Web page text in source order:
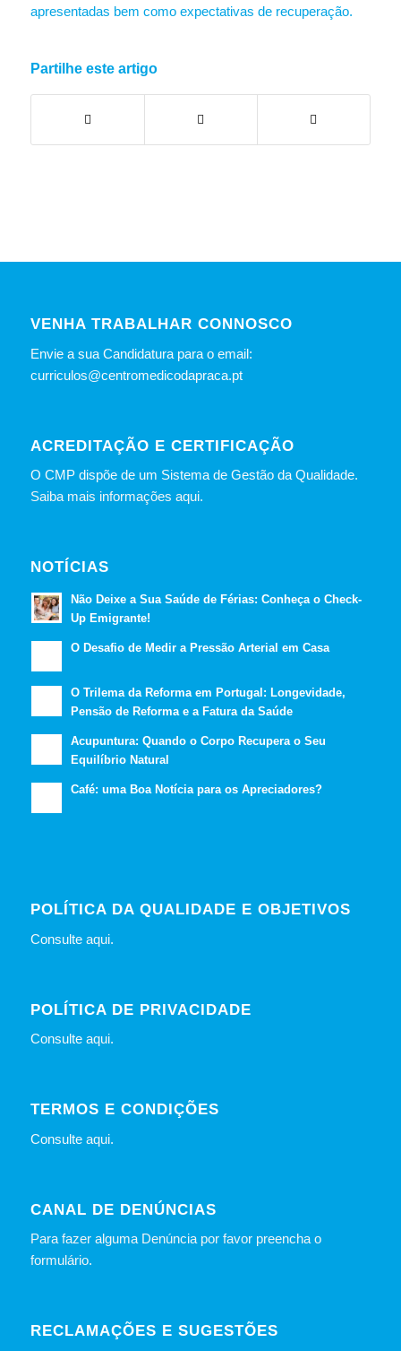
apresentadas bem como expectativas de recuperação.
Partilhe este artigo
VENHA TRABALHAR CONNOSCO
Envie a sua Candidatura para o email:
curriculos@centromedicodapraca.pt
ACREDITAÇÃO E CERTIFICAÇÃO
O CMP dispõe de um Sistema de Gestão da Qualidade.
Saiba mais informações aqui.
NOTÍCIAS
Não Deixe a Sua Saúde de Férias: Conheça o Check-
Up Emigrante!
O Desafio de Medir a Pressão Arterial em Casa
O Trilema da Reforma em Portugal: Longevidade,
Pensão de Reforma e a Fatura da Saúde
Acupuntura: Quando o Corpo Recupera o Seu
Equilíbrio Natural
Café: uma Boa Notícia para os Apreciadores?
POLÍTICA DA QUALIDADE E OBJETIVOS
Consulte aqui.
POLÍTICA DE PRIVACIDADE
Consulte aqui.
TERMOS E CONDIÇÕES
Consulte aqui.
CANAL DE DENÚNCIAS
Para fazer alguma Denúncia por favor preencha o
formulário.
RECLAMAÇÕES E SUGESTÕES